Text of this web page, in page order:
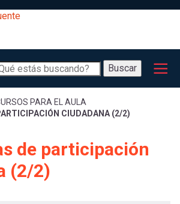
Buscar
PARA EL AULA
CIUDADANA (2/2)
de participación
(2/2)